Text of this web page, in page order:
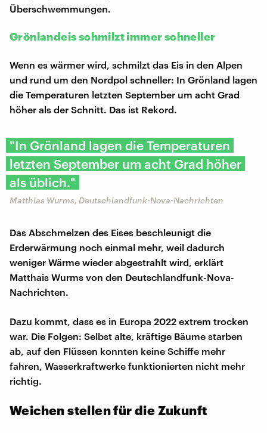
Überschwemmungen.
Grönlandeis schmilzt immer schneller
Wenn es wärmer wird, schmilzt das Eis in den Alpen
und rund um den Nordpol schneller: In Grönland lagen
die Temperaturen letzten September um acht Grad
höher als der Schnitt. Das ist Rekord.
"In Grönland lagen die Temperaturen
letzten September um acht Grad höher
als üblich."
Matthias Wurms, Deutschlandfunk-Nova-Nachrichten
Das Abschmelzen des Eises beschleunigt die
Erderwärmung noch einmal mehr, weil dadurch
weniger Wärme wieder abgestrahlt wird, erklärt
Matthais Wurms von den Deutschlandfunk-Nova-
Nachrichten.
Dazu kommt, dass es in Europa 2022 extrem trocken
war. Die Folgen: Selbst alte, kräftige Bäume starben
ab, auf den Flüssen konnten keine Schiffe mehr
fahren, Wasserkraftwerke funktionierten nicht mehr
richtig.
Weichen stellen für die Zukunft